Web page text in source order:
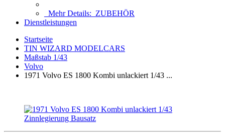
Mehr Details: ZUBEHÖR
Dienstleistungen
Startseite
TIN WIZARD MODELCARS
Maßstab 1/43
Volvo
1971 Volvo ES 1800 Kombi unlackiert 1/43 ...